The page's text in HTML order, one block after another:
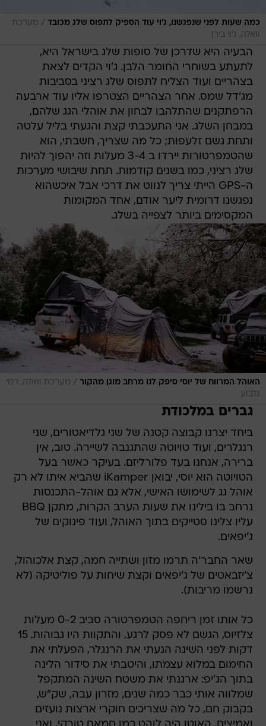
כמה שעות לפני שנפגשנו, ג'וי עוד הספיק לתפוס שלג מכובד / מערכת
וואלה, ג'וי בירן
הבעיה היא שדרכן של סופות שלג בישראל היא,
לתעתע בשוחרי החומר הלבן. ג'וי הקדים לצאת
בצהריים ועוד הצליח לתפוס שלג רציני בסביבות
מג'דל שמס. אחר הצהריים הצטרפו אליו עוד ארבעה
הרפתקנים שהתלהבו לבחון את אוהלי הגג שלהם,
במבחן השלג. אני התעכבתי קצת והגעתי בליל עלטה
ותחת גשם זלעפות; כל מה שצריך, חשבתי, הוא
שהטמפרטורות יירדו ב 3-4 מעלות וזה יהפוך להיות
שלג רציני, כמו בשנים קודמות. תחת שיבושי מערכות
ה-GPS הייתי צריך לנווט את דרכי אבל איכשהוא
נפגשנו דרומית ליער אודם, אחד המקומות
המקסימים ביותר לצפייה בשלג.
האוהל המרווח של יוסי סיפק לנו מרחב מוגן מהקור / מערכת וואלה, רמי
גלבוע
גברים במלכודת
ביחד יצרנו קבוצה קטנה של שני גלדיאטורים, שני
רנגלרים, ועוד טויוטה שהתגנבה לשיירה. טוב, אין
ברירה, אנחנו בעד פלורליזם. בעיקר כאשר בעל
הטויוטה הוא יוסי, יבואן iKamper שהביא איתו לא רק
אוהל גג לשימושו האישי, אלא גם אוהל-התכנסות
נרחב בו בילינו את שעות הערב הקרות, מתקן BBQ
עליו צלינו סטייקים בתוך האוהל, ועוד פינוקים של
ג'יפאים.
שאר החבר'ה תרמו מזון ושתייה חמה, קצת אלכוהול,
צ'יזבאטים של ג'יפאים וקצת שיחות על פוליטיקה (לא
נרשמו מריבות).
כל אותו זמן ריחפה הטמפרטורה סביב 0-2 מעלות
צלזיוס, הגשם לא פסק לרגע, והתקוות היו גבוהות. 15
דקות לפני השינה הנעתי את הרנגלר, הפעלתי את
החימום במלוא עצמתו, והיטבתי את סידור הלינה
בתוך הג'יפ: ארגנתי את משטח השינה המתקפל
שמלווה אותי כבר כמה שנים, מזרון עבה, שק"ש,
בקבוק חם, כל מה שצריכים חוקרי ארצות נועזים